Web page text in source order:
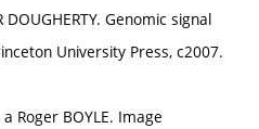
Genomic signal
University Press, c2007.
a Roger BOYLE. Image